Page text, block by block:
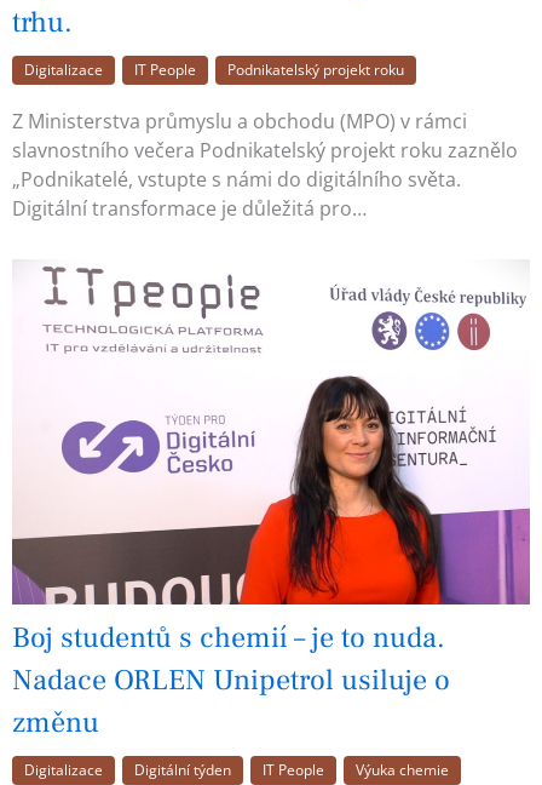
trhu.
Digitalizace IT People Podnikatelský projekt roku
Z Ministerstva průmyslu a obchodu (MPO) v rámci
slavnostního večera Podnikatelský projekt roku zaznělo
„Podnikatelé, vstupte s námi do digitálního světa.
Digitální transformace je důležitá pro…
Boj studentů s chemií – je to nuda.
Nadace ORLEN Unipetrol usiluje o
změnu
Digitalizace Digitální týden IT People
Výuka chemie